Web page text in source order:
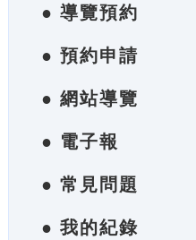
● 導覽預約
● 預約申請
● 網站導覽
● 電子報
● 常見問題
● 我的紀錄